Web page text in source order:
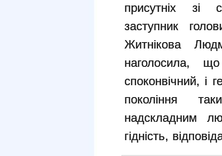
присутніх зі
заступник
Житнікова
наголосила,
споконвічний, і
покоління
надскладним
гідність,